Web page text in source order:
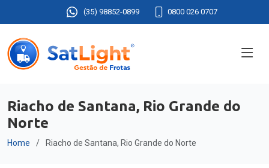
(35) 98852-0899 0800 026 0707
Riacho de Santana, Rio Grande do
Norte
Home Riacho de Santana, Rio Grande do Norte